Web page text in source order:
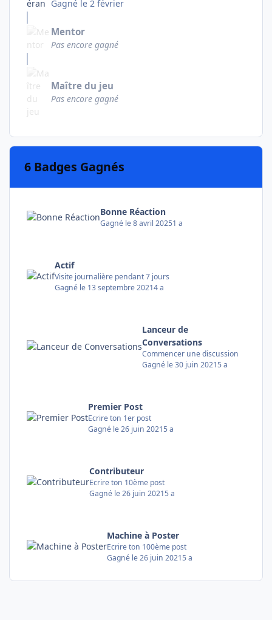
Gagné le 2 février
Mentor
Pas encore gagné
Maître du jeu
Pas encore gagné
6 Badges Gagnés
Bonne Réaction
Gagné le 8 avril 20251 a
Actif
Visite journalière pendant 7 jours
Gagné le 13 septembre 20214 a
Lanceur de
Conversations
Commencer une discussion
Gagné le 30 juin 20215 a
Premier Post
Ecrire ton 1er post
Gagné le 26 juin 20215 a
Contributeur
Ecrire ton 10ème post
Gagné le 26 juin 20215 a
Machine à Poster
Ecrire ton 100ème post
Gagné le 26 juin 20215 a